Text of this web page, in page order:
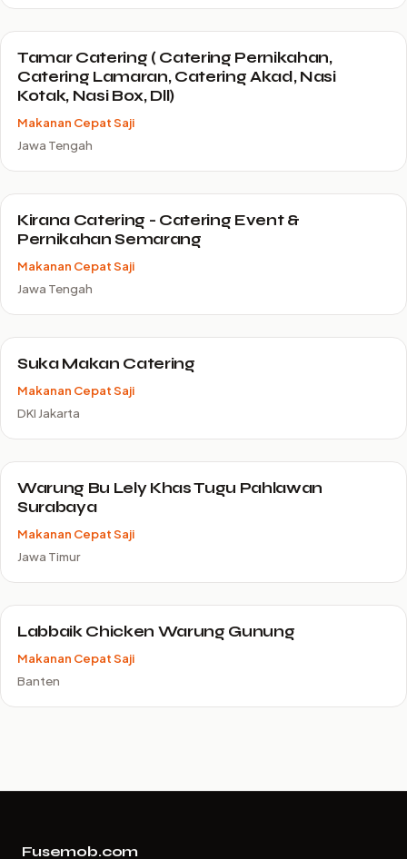
Tamar Catering ( Catering Pernikahan,
Catering Lamaran, Catering Akad, Nasi
Kotak, Nasi Box, Dll)
Makanan Cepat Saji
Jawa Tengah
Kirana Catering - Catering Event &
Pernikahan Semarang
Makanan Cepat Saji
Jawa Tengah
Suka Makan Catering
Makanan Cepat Saji
DKI Jakarta
Warung Bu Lely Khas Tugu Pahlawan
Surabaya
Makanan Cepat Saji
Jawa Timur
Labbaik Chicken Warung Gunung
Makanan Cepat Saji
Banten
Fusemob.com